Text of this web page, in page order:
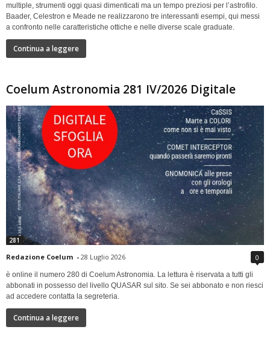
multiple, strumenti oggi quasi dimenticati ma un tempo preziosi per l’astrofilo.
Baader, Celestron e Meade ne realizzarono tre interessanti esempi, qui messi
a confronto nelle caratteristiche ottiche e nelle diverse scale graduate.
Continua a leggere
Coelum Astronomia 281 IV/2026 Digitale
281
Redazione Coelum - 28 Luglio 2026 0
è online il numero 280 di Coelum Astronomia. La lettura è riservata a tutti gli
abbonati in possesso del livello QUASAR sul sito. Se sei abbonato e non riesci
ad accedere contatta la segreteria.
Continua a leggere